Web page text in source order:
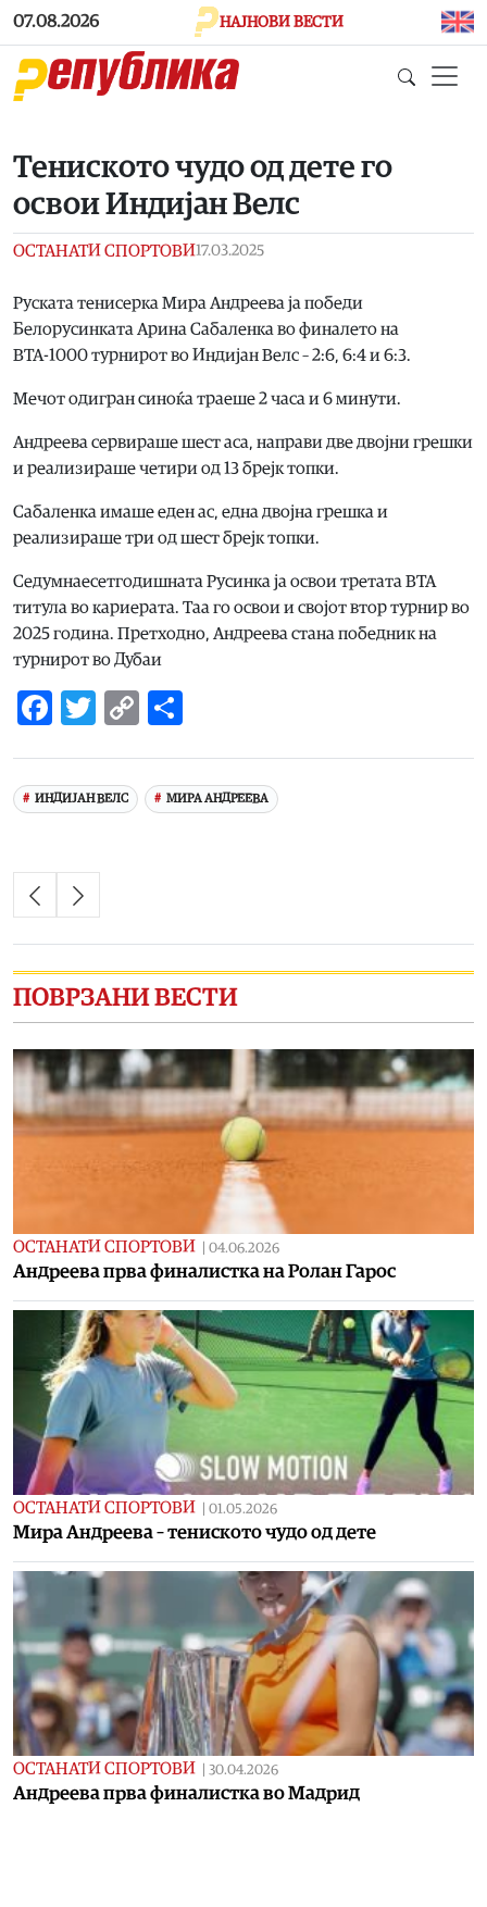
Skip to main content
07.08.2026 НАЈНОВИ ВЕСТИ
Тениското чудо од дете го
освои Индијан Велс
ОСТАНАТИ СПОРТОВИ17.03.2025
Руската тенисерка Мира Андреева ја победи
Белорусинката Арина Сабаленка во финалето на
ВТА-1000 турнирот во Индијан Велс – 2:6, 6:4 и 6:3.
Мечот одигран синоќа траеше 2 часа и 6 минути.
Андреева сервираше шест аса, направи две двојни грешки
и реализираше четири од 13 брејк топки.
Сабаленка имаше еден ас, една двојна грешка и
реализираше три од шест брејк топки.
Седумнаесетгодишната Русинка ја освои третата ВТА
титула во кариерата. Таа го освои и својот втор турнир во
2025 година. Претходно, Андреева стана победник на
турнирот во Дубаи
Facebook
Twitter
Copy
ИНДИЈАН ВЕЛС МИРА АНДРЕЕВА
ПОВРЗАНИ ВЕСТИ
ОСТАНАТИ СПОРТОВИ | 04.06.2026
Андреева прва финалистка на Ролан Гарос
ОСТАНАТИ СПОРТОВИ | 01.05.2026
Мира Андреева – тениското чудо од дете
ОСТАНАТИ СПОРТОВИ | 30.04.2026
Андреева прва финалистка во Мадрид